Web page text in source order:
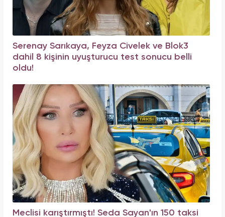
Serenay Sarıkaya, Feyza Civelek ve Blok3
dahil 8 kişinin uyuşturucu test sonucu belli
oldu!
Meclisi karıştırmıştı! Seda Sayan'ın 150 taksi